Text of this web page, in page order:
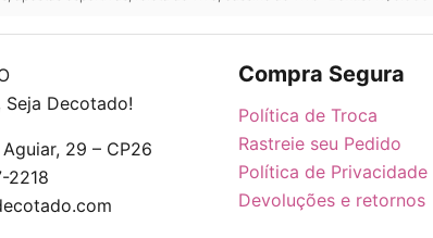
Seja Decotado!
29 – CP26
2218
Compra Segura
Política de Troca
Rastreie seu Pedido
Política de Privacidade
Devoluções e retornos